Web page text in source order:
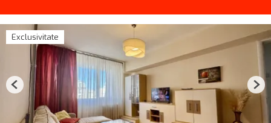
Exclusivitate
Previous